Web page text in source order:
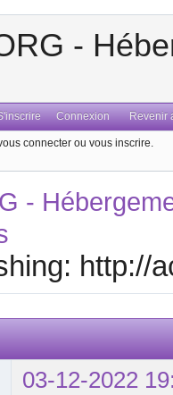
-
Connexion Revenir
connecter ou vous inscrire.
-
http://
03-12-2022